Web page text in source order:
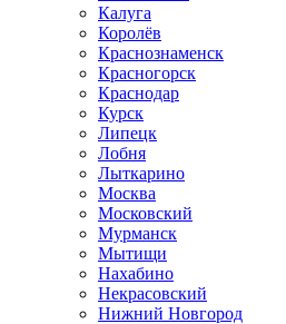
Калуга
Королёв
Краснознаменск
Красногорск
Краснодар
Курск
Липецк
Лобня
Лыткарино
Москва
Московский
Мурманск
Мытищи
Нахабино
Некрасовский
Нижний Новгород